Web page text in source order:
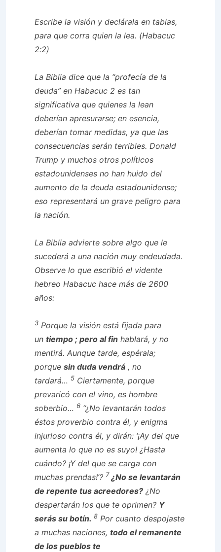
Escribe la visión y declárala en tablas,
para que corra quien la lea. (Habacuc
2:2)
La Biblia dice que la “profecía de la
deuda” en Habacuc 2 es tan
significativa que quienes la lean
deberían apresurarse; en esencia,
deberían tomar medidas, ya que las
consecuencias serán terribles. Donald
Trump y muchos otros políticos
estadounidenses no han huido del
aumento de la deuda estadounidense;
eso representará un grave peligro para
la nación.
La Biblia advierte sobre algo que le
sucederá a una nación muy endeudada.
Observe lo que escribió el vidente
hebreo Habacuc hace más de 2600
años:
3 Porque la visión está fijada para
un tiempo ; pero al fin hablará, y no
mentirá. Aunque tarde, espérala;
porque sin duda vendrá , no
tardará… 5 Ciertamente, porque
prevaricó con el vino, es hombre
soberbio… 6 “¿No levantarán todos
éstos proverbio contra él, y enigma
injurioso contra él, y dirán: ‘¡Ay del que
aumenta lo que no es suyo! ¿Hasta
cuándo? ¡Y del que se carga con
muchas prendas!’? 7¿No se levantarán
de repente tus acreedores? ¿No
despertarán los que te oprimen? Y
serás su botín. 8 Por cuanto despojaste
a muchas naciones, todo el remanente
de los pueblos te